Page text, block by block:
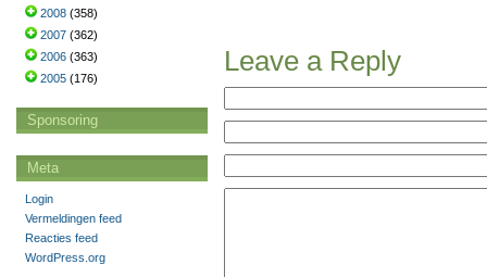
Leave a Reply
2008 (358)
2007 (362)
2006 (363)
2005 (176)
Sponsoring
Meta
Login
Vermeldingen feed
Reacties feed
WordPress.org